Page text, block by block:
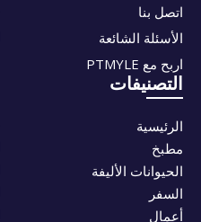
اتصل بنا
الأسئلة الشائعة
اربح مع PTMYLE
التصنيفات
الرئيسية
مطبخ
الحيوانات الأليفة
السفر
أعمال